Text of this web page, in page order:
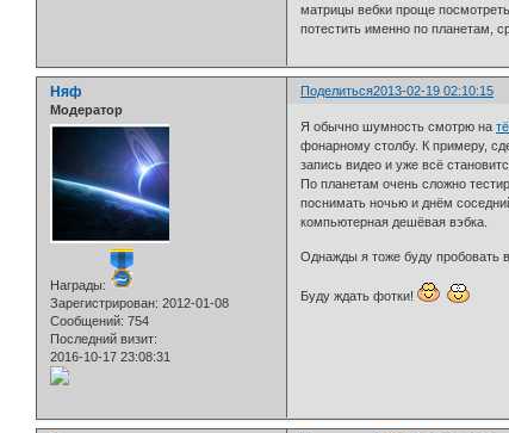
матрицы вебки проще
потестить именно по планетам,
Поделиться2013-02-19 02:10:15
Няф
Модератор
Награды:
Зарегистрирован: 2012-01-08
Сообщений: 754
Последний визит:
2016-10-17 23:08:31
Я обычно шумность смотрю на
фонарному столбу. К примеру,
запись видео и уже всё
По планетам очень сложно
поснимать ночью и днём
компьютерная дешёвая вэбка.
Однажды я тоже буду пробовать
Буду ждать фотки!